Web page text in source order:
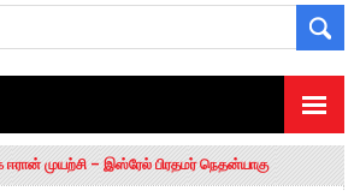
6 ஆக உயர்வு
முயற்சி – இஸ்ரேல் பிரதமர் நெதன்யாகு
ஸ்டாலின்!” – செங்கோட்டையன்